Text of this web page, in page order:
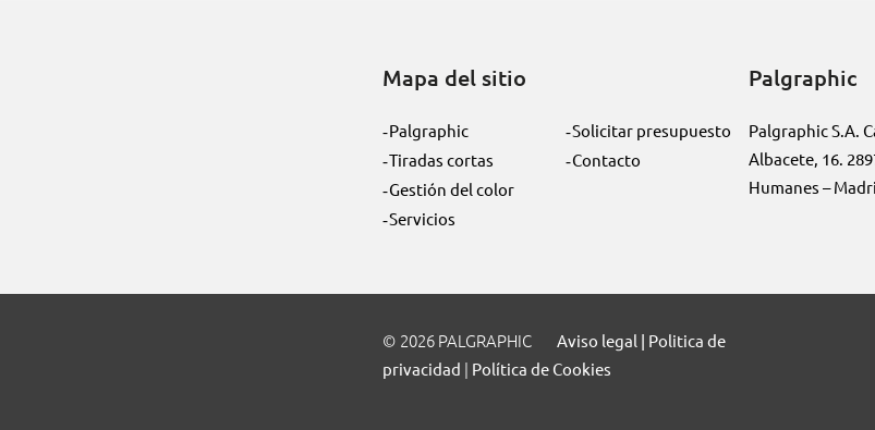
Mapa del sitio
Palgraphic
Tiradas cortas
Gestión del color
Servicios
Solicitar presupuesto
Contacto
Palgraphic
Palgraphic S.A.
Albacete, 16.
Humanes –
2026 PALGRAPHIC
Aviso legal | Politica de
privacidad | Política de Cookies